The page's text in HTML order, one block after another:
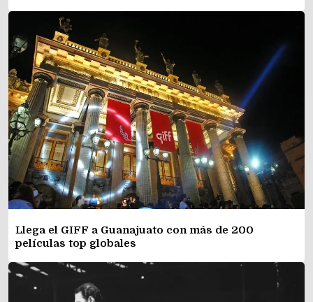
Llega el GIFF a Guanajuato con más de 200
películas top globales